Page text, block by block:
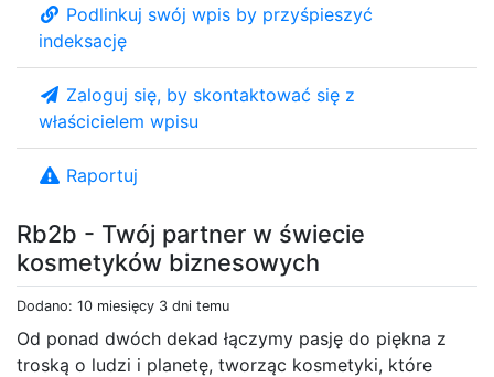
Rb2b - Twój partner w świecie
kosmetyków biznesowych
Dodano: 10 miesięcy 3 dni temu
Od ponad dwóch dekad łączymy pasję do piękna z
troską o ludzi i planetę, tworząc kosmetyki, które
Podlinkuj swój wpis by przyśpieszyć
indeksację
Zaloguj się, by skontaktować się z
właścicielem wpisu
Raportuj